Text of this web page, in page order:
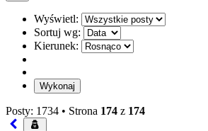
Wyświetl:
Sortuj wg:
Kierunek:
Posty: 1734 • Strona 174 z 174